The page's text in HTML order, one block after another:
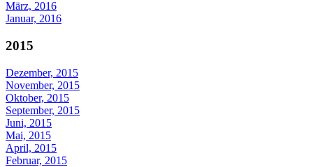
März, 2016
Januar, 2016
2015
Dezember, 2015
November, 2015
Oktober, 2015
September, 2015
Juni, 2015
Mai, 2015
April, 2015
Februar, 2015